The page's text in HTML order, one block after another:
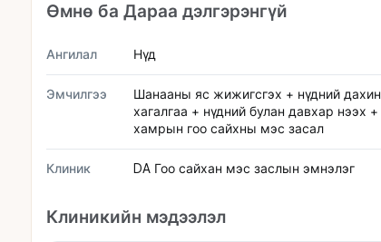
Өмнө ба Дараа дэлгэрэнгүй
Ангилал Нүд
Эмчилгээ
Шанааны яс жижигсгэх + нүдний дахин
хагалгаа + нүдний булан давхар нээх +
хамрын гоо сайхны мэс засал
Клиник DA Гоо сайхан мэс заслын эмнэлэг
Клиникийн мэдээлэл